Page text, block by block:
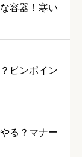
容器！寒い
ピンポイン
る？マナー